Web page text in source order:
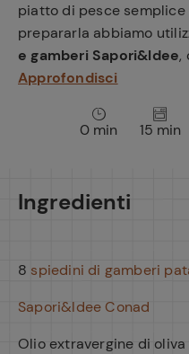
piatto di pesce semplice
prepararla abbiamo
e gamberi Sapori&Idee,
Approfondisci
0 min 15 min
Ingredienti
8 spiedini di gamberi
Sapori&Idee Conad
Olio extravergine di